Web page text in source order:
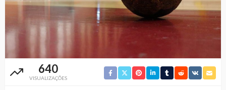
640
VISUALIZAÇÕES